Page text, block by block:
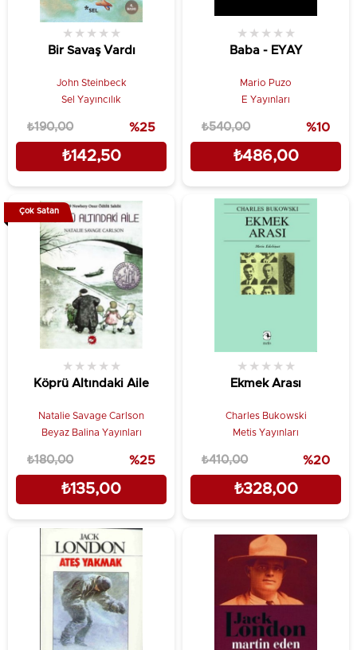
Bir Savaş Vardı
★ ★ ★ ★ ★
John Steinbeck
Sel Yayıncılık
₺142,50
₺190,00 %25
Baba - EYAY
★ ★ ★ ★ ★
Mario Puzo
E Yayınları
₺486,00
₺540,00 %10
Köprü Altındaki Aile
★ ★ ★ ★ ★
Natalie Savage Carlson
Beyaz Balina Yayınları
₺135,00
₺180,00 %25
Çok Satan
Ekmek Arası
★ ★ ★ ★ ★
Charles Bukowski
Metis Yayınları
₺328,00
₺410,00 %20